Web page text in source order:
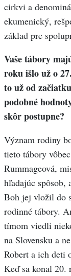
cirkvi a
ekumenický,
základ pre
Vaše tábory
roku išlo už o
to už od
podobné
skôr postupne?
Význam rodiny
tieto tábory
Rummageová,
hľadajúc spôsob,
Boh jej vložil do
rodinné tábory.
tímom viedli
na Slovensku a
Robert a ich deti
Keď sa konal 20.